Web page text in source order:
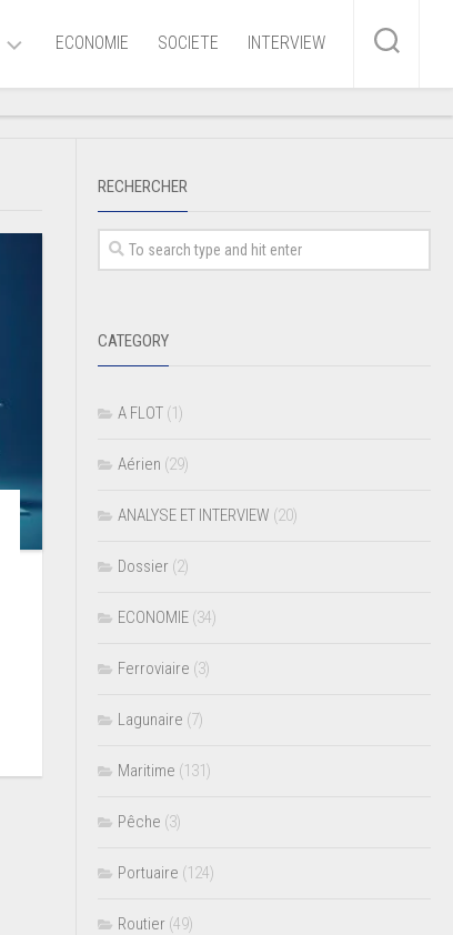
ECONOMIE SOCIETE INTERVIEW
RECHERCHER
CATEGORY
A FLOT (1)
Aérien (29)
ANALYSE ET INTERVIEW (20)
Dossier (2)
ECONOMIE (34)
Ferroviaire (3)
Lagunaire (7)
Maritime (131)
Pêche (3)
Portuaire (124)
Routier (49)